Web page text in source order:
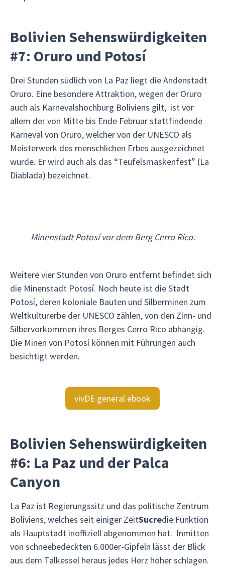
Bolivien Sehenswürdigkeiten
#7: Oruro und Potosí
Drei Stunden südlich von La Paz liegt die Andenstadt
Oruro. Eine besondere Attraktion, wegen der Oruro
auch als Karnevalshochburg Boliviens gilt, ist vor
allem der von Mitte bis Ende Februar stattfindende
Karneval von Oruro, welcher von der UNESCO als
Meisterwerk des menschlichen Erbes ausgezeichnet
wurde. Er wird auch als das “Teufelsmaskenfest” (La
Diablada) bezeichnet.
Minenstadt Potosí vor dem Berg Cerro Rico.
Weitere vier Stunden von Oruro entfernt befindet sich
die Minenstadt Potosí. Noch heute ist die Stadt
Potosí, deren koloniale Bauten und Silberminen zum
Weltkulturerbe der UNESCO zählen, von den Zinn- und
Silbervorkommen ihres Berges Cerro Rico abhängig.
Die Minen von Potosí können mit Führungen auch
besichtigt werden.
vivDE general ebook
Bolivien Sehenswürdigkeiten
#6: La Paz und der Palca
Canyon
La Paz ist Regierungssitz und das politische Zentrum
Boliviens, welches seit einiger ZeitSucredie Funktion
als Hauptstadt inoffiziell abgenommen hat. Inmitten
von schneebedeckten 6.000er-Gipfeln lässt der Blick
aus dem Talkessel heraus jedes Herz höher schlagen.